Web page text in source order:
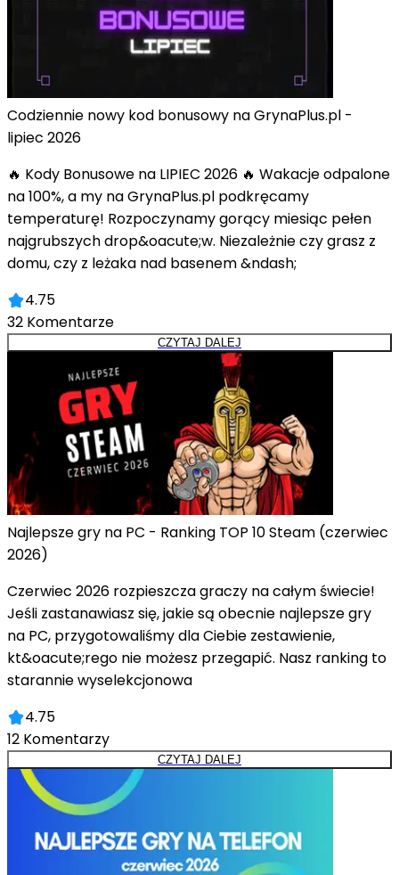
Codziennie nowy kod bonusowy na GrynaPlus.pl -
lipiec 2026
🔥 Kody Bonusowe na LIPIEC 2026 🔥 Wakacje odpalone
na 100%, a my na GrynaPlus.pl podkręcamy
temperaturę! Rozpoczynamy gorący miesiąc pełen
najgrubszych drop&oacute;w. Niezależnie czy grasz z
domu, czy z leżaka nad basenem &ndash;
4.75
32 Komentarze
CZYTAJ DALEJ
Najlepsze gry na PC - Ranking TOP 10 Steam (czerwiec
2026)
Czerwiec 2026 rozpieszcza graczy na całym świecie!
Jeśli zastanawiasz się, jakie są obecnie najlepsze gry
na PC, przygotowaliśmy dla Ciebie zestawienie,
kt&oacute;rego nie możesz przegapić. Nasz ranking to
starannie wyselekcjonowa
4.75
12 Komentarzy
CZYTAJ DALEJ